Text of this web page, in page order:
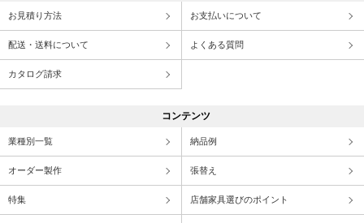
お見積り方法 お支払いについて
配送・送料について よくある質問
カタログ請求
コンテンツ
業種別一覧 納品例
オーダー製作 張替え
特集 店舗家具選びのポイント